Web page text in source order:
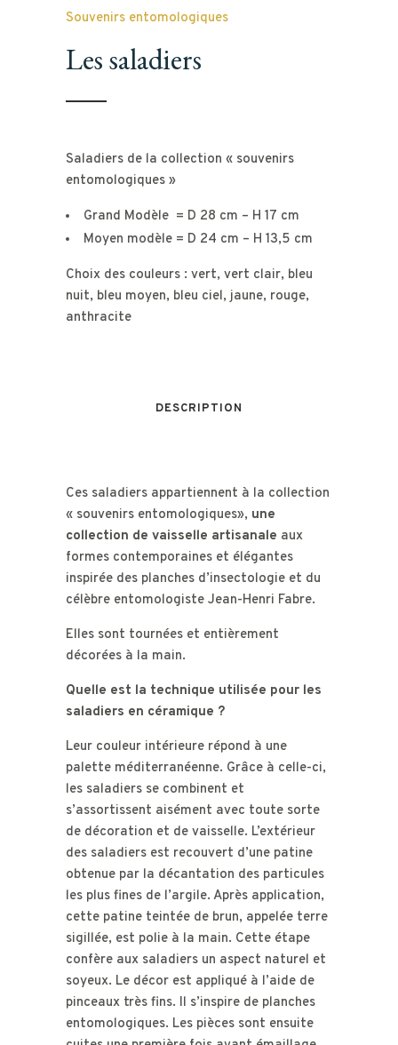
Souvenirs entomologiques
Les saladiers
Saladiers de la collection « souvenirs
entomologiques »
Grand Modèle = D 28 cm – H 17 cm
Moyen modèle = D 24 cm – H 13,5 cm
Choix des couleurs : vert, vert clair, bleu
nuit, bleu moyen, bleu ciel, jaune, rouge,
anthracite
DESCRIPTION
Ces saladiers appartiennent à la collection
« souvenirs entomologiques», une
collection de vaisselle artisanale aux
formes contemporaines et élégantes
inspirée des planches d’insectologie et du
célèbre entomologiste Jean-Henri Fabre.
Elles sont tournées et entièrement
décorées à la main.
Quelle est la technique utilisée pour les
saladiers en céramique ?
Leur couleur intérieure répond à une
palette méditerranéenne. Grâce à celle-ci,
les saladiers se combinent et
s’assortissent aisément avec toute sorte
de décoration et de vaisselle. L’extérieur
des saladiers est recouvert d’une patine
obtenue par la décantation des particules
les plus fines de l’argile. Après application,
cette patine teintée de brun, appelée terre
sigillée, est polie à la main. Cette étape
confère aux saladiers un aspect naturel et
soyeux. Le décor est appliqué à l’aide de
pinceaux très fins. Il s’inspire de planches
entomologiques. Les pièces sont ensuite